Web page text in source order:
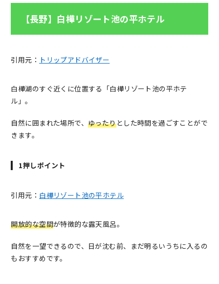
【長野】白樺リゾート池の平ホテル
引用元： トリップアドバイザー
白樺湖のすぐ近くに位置する「白樺リゾート池の平ホテ
ル」。
自然に囲まれた場所で、ゆったりとした時間を過ごすことがで
きます。
1押しポイント
引用元： 白樺リゾート池の平ホテル
開放的な空間が特徴的な露天風呂。
自然を一望できるので、日が沈む前、まだ明るいうちに入るの
もおすすめです。